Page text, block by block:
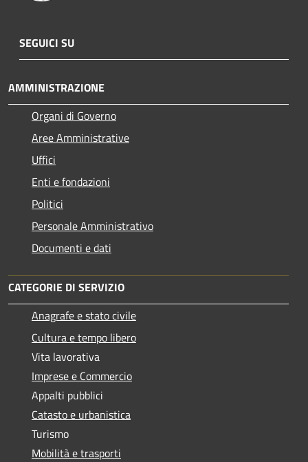
SEGUICI SU
AMMINISTRAZIONE
Organi di Governo
Aree Amministrative
Uffici
Enti e fondazioni
Politici
Personale Amministrativo
Documenti e dati
CATEGORIE DI SERVIZIO
Anagrafe e stato civile
Cultura e tempo libero
Vita lavorativa
Imprese e Commercio
Appalti pubblici
Catasto e urbanistica
Turismo
Mobilità e trasporti